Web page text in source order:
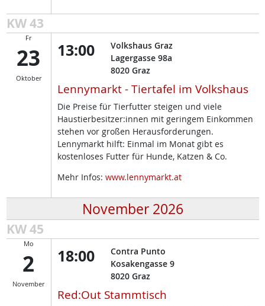
KW 43
Fr
23
Oktober
13:00
Volkshaus Graz
Lagergasse 98a
8020 Graz
Lennymarkt - Tiertafel im Volkshaus
Die Preise für Tierfutter steigen und viele
Haustierbesitzer:innen mit geringem Einkommen
stehen vor großen Herausforderungen.
Lennymarkt hilft: Einmal im Monat gibt es
kostenloses Futter für Hunde, Katzen & Co.
Mehr Infos: www.lennymarkt.at
November 2026
KW 45
Mo
2
November
18:00
Contra Punto
Kosakengasse 9
8020 Graz
Red:Out Stammtisch